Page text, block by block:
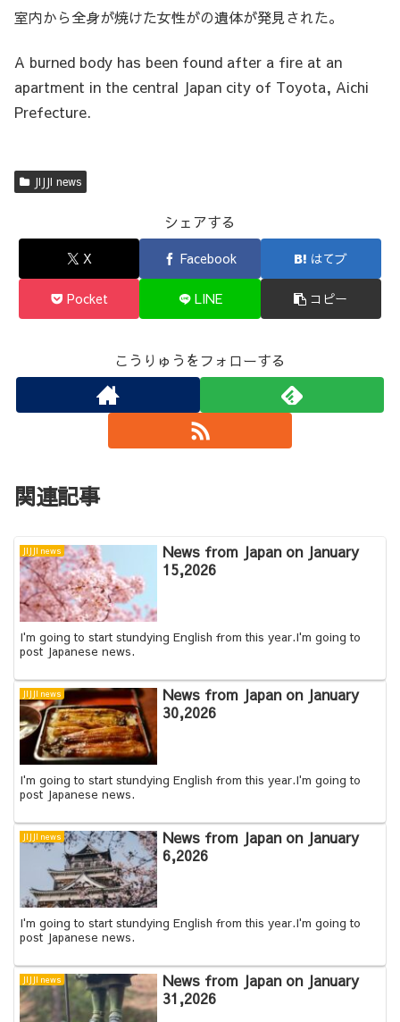
室内から全身が焼けた女性がの遺体が発見された。
A burned body has been found after a fire at an
apartment in the central Japan city of Toyota, Aichi
Prefecture.
JIJJI news
シェアする
X Facebook はてブ
Pocket LINE コピー
こうりゅうをフォローする
関連記事
JIJJI news
News from Japan on January
15,2026
I'm going to start stundying English from this year.I'm going to
post Japanese news.
JIJJI news
News from Japan on January
30,2026
I'm going to start stundying English from this year.I'm going to
post Japanese news.
JIJJI news
News from Japan on January
6,2026
I'm going to start stundying English from this year.I'm going to
post Japanese news.
JIJJI news
News from Japan on January
31,2026